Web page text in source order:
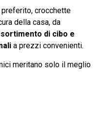
crocchette
della casa, da
di cibo e
a prezzi convenienti.
meritano solo il meglio